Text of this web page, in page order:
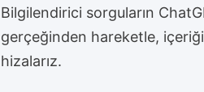
Bilgilendirici sorguların
gerçeğinden hareketle,
hizalarız.